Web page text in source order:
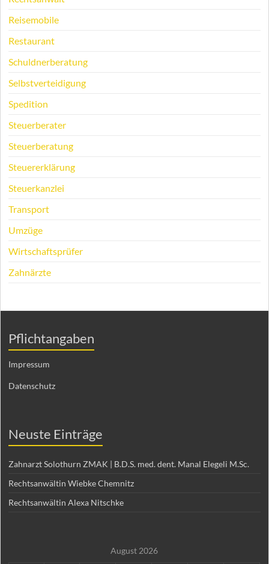
Reisemobile
Restaurant
Schuldnerberatung
Selbstverteidigung
Spedition
Steuerberater
Steuerberatung
Steuererklärung
Steuerkanzlei
Transport
Umzüge
Wirtschaftsprüfer
Zahnärzte
Pflichtangaben
Impressum
Datenschutz
Neuste Einträge
Zahnarzt Solothurn ZMAK | B.D.S. med. dent. Manal Elegeli M.Sc.
Rechtsanwältin Wiebke Chemnitz
Rechtsanwältin Alexa Nitschke
August 2026